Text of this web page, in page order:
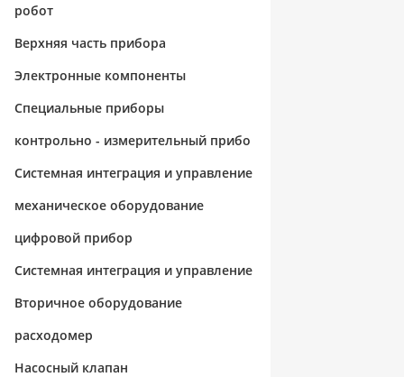
робот
Верхняя часть прибора
Электронные компоненты
Специальные приборы
контрольно - измерительный прибо
р
Системная интеграция и управление
механическое оборудование
цифровой прибор
Системная интеграция и управление
Вторичное оборудование
расходомер
Насосный клапан